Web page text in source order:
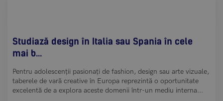
Studiază design în Italia sau Spania în cele
mai b...
Pentru adolescenții pasionați de fashion, design sau arte vizuale,
taberele de vară creative în Europa reprezintă o oportunitate
excelentă de a explora aceste domenii într-un mediu interna...